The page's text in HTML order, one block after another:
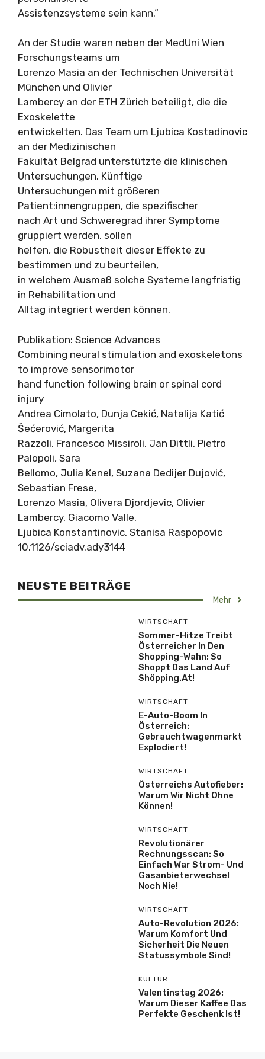
Assistenzsysteme sein kann.“
An der Studie waren neben der MedUni Wien
Forschungsteams um
Lorenzo Masia an der Technischen Universität
München und Olivier
Lambercy an der ETH Zürich beteiligt, die die
Exoskelette
entwickelten. Das Team um Ljubica Kostadinovic
an der Medizinischen
Fakultät Belgrad unterstützte die klinischen
Untersuchungen. Künftige
Untersuchungen mit größeren
Patient:innengruppen, die spezifischer
nach Art und Schweregrad ihrer Symptome
gruppiert werden, sollen
helfen, die Robustheit dieser Effekte zu
bestimmen und zu beurteilen,
in welchem Ausmaß solche Systeme langfristig
in Rehabilitation und
Alltag integriert werden können.
Publikation: Science Advances
Combining neural stimulation and exoskeletons
to improve sensorimotor
hand function following brain or spinal cord
injury
Andrea Cimolato, Dunja Cekić, Natalija Katić
Šećerović, Margerita
Razzoli, Francesco Missiroli, Jan Dittli, Pietro
Palopoli, Sara
Bellomo, Julia Kenel, Suzana Dedijer Dujović,
Sebastian Frese,
Lorenzo Masia, Olivera Djordjevic, Olivier
Lambercy, Giacomo Valle,
Ljubica Konstantinovic, Stanisa Raspopovic
10.1126/sciadv.ady3144
NEUSTE BEITRÄGE
Mehr
WIRTSCHAFT
Sommer-Hitze Treibt
Österreicher In Den
Shopping-Wahn: So
Shoppt Das Land Auf
Shöpping.at!
WIRTSCHAFT
E-Auto-Boom In
Österreich:
Gebrauchtwagenmarkt
Explodiert!
WIRTSCHAFT
Österreichs Autofieber:
Warum Wir Nicht Ohne
Können!
WIRTSCHAFT
Revolutionärer
Rechnungsscan: So
Einfach War Strom- Und
Gasanbieterwechsel
Noch Nie!
WIRTSCHAFT
Auto-Revolution 2026:
Warum Komfort Und
Sicherheit Die Neuen
Statussymbole Sind!
KULTUR
Valentinstag 2026:
Warum Dieser Kaffee Das
Perfekte Geschenk Ist!